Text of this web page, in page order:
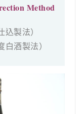
Method
込製法）
酒製法）